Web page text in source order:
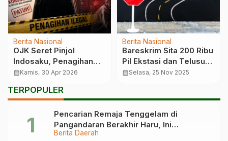
Berita Nasional
OJK Seret Pinjol
Indosaku, Penagihan
Brutal Terbentur Aturan
calendar_monthKamis, 30 Apr 2026
Berita Nasional
Bareskrim Sita 200 Ribu
Pil Ekstasi dan Telusuri
Jaringan Peredaran
calendar_monthSelasa, 25 Nov 2025
TERPOPULER
Berita Daerah
Pencarian Remaja Tenggelam di
Pangandaran Berakhir Haru, Ini
Kronologinya